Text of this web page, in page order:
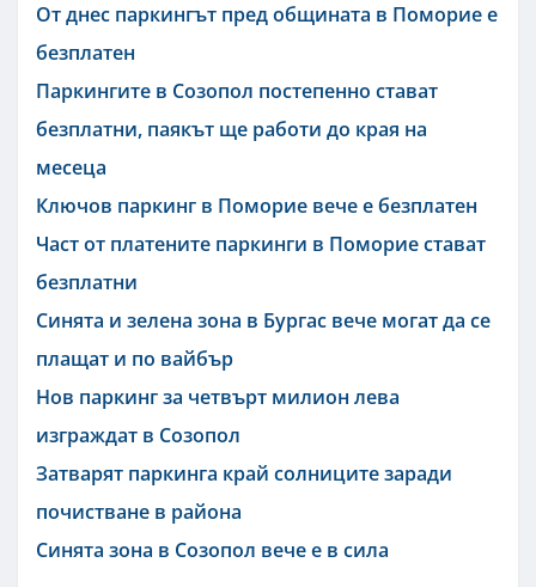
От днес паркингът пред общината в Поморие е
безплатен
Паркингите в Созопол постепенно стават
безплатни, паякът ще работи до края на
месеца
Ключов паркинг в Поморие вече е безплатен
Част от платените паркинги в Поморие стават
безплатни
Синята и зелена зона в Бургас вече могат да се
плащат и по вайбър
Нов паркинг за четвърт милион лева
изграждат в Созопол
Затварят паркинга край солниците заради
почистване в района
Синята зона в Созопол вече е в сила